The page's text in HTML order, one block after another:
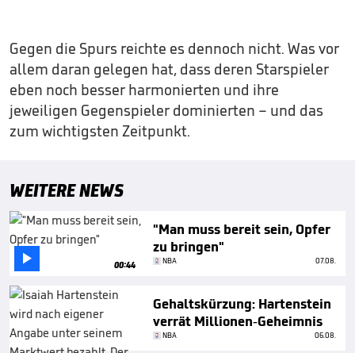
Gegen die Spurs reichte es dennoch nicht. Was vor
allem daran gelegen hat, dass deren Starspieler
eben noch besser harmonierten und ihre
jeweiligen Gegenspieler dominierten – und das
zum wichtigsten Zeitpunkt.
WEITERE NEWS
 00:44
"Man muss bereit sein, Opfer
zu bringen"
NBA 07.08.
Gehaltskürzung: Hartenstein
verrät Millionen-Geheimnis
NBA 06.08.